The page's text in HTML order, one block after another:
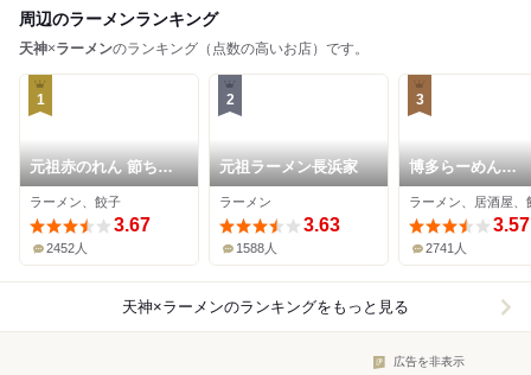
周辺のラーメンランキング
天神×ラーメンのランキング（点数の高いお店）です。
1
元祖赤のれん 節ちゃ
んラーメン 天神本店
ラーメン、餃子
3.67
2452人
2
元祖ラーメン長浜家
ラーメン
3.63
1588人
3
博多らーめん
ShinShin 天神本
ラーメン、居酒屋、
3.57
2741人
天神×ラーメンのランキングをもっと見る
広告を非表示